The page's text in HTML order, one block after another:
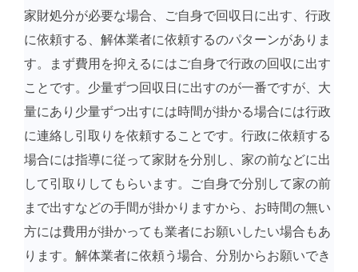
家財処分が必要な場合、ご自身で回収日に出す、行政
に依頼する、解体業者に依頼するのパターンがありま
す。まず費用を抑えるにはご自身で行政の回収に出す
ことです。少量ずつ回収日に出すのが一番ですが、大
量にあり少量ずつ出すには時間が掛かる場合には行政
に連絡し引取りを依頼することです。行政に依頼する
場合には指導に従って家財を分別し、家の前などに出
して引取りしてもらいます。ご自身で分別して家の前
まで出すなどの手間が掛かりますから、お時間の無い
方には費用が掛かっても業者にお願いしたい場合もあ
ります。解体業者に依頼う場合、分別からお願いでき